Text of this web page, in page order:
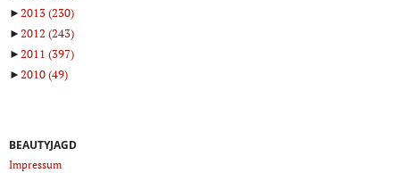
►2013(230)
►2012 (243)
►2011 (397)
►2010(49)
BEAUTYJAGD
Impressum